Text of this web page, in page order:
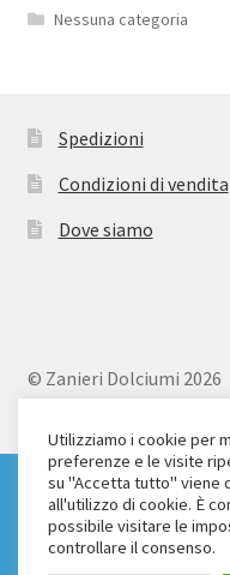
SPEDIZIONE
€ 150
Ignora
Nessuna categoria
Spedizioni
Condizioni di vendita
Dove siamo
© Zanieri Dolciumi 2026
Via Alfieri 18
Scandicci (FI)
Tel. 055 2571707
C.F. e P.IVA: 04904430487
Utilizziamo i cookie per
preferenze e le visite
su "Accetta tutto" viene
all'utilizzo di cookie. È
possibile visitare le
controllare il consenso.